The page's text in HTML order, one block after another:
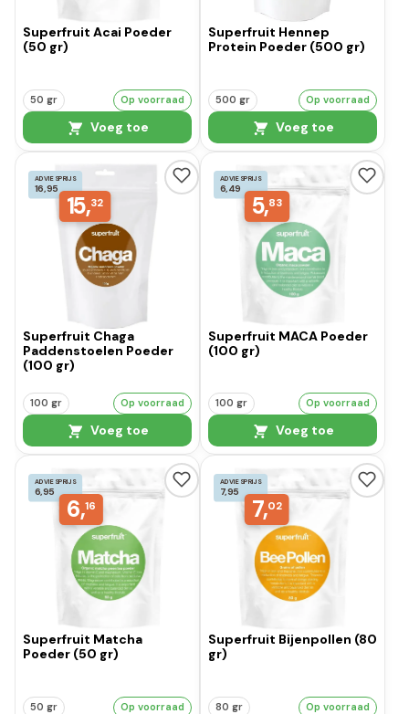
Superfruit Acai Poeder
(50 gr)
50 gr Op voorraad
Voeg toe
Superfruit Hennep
Protein Poeder (500 gr)
500 gr Op voorraad
Voeg toe
ADVIESPRIJS
16,95
15,32
Superfruit Chaga
Paddenstoelen Poeder
(100 gr)
100 gr Op voorraad
Voeg toe
ADVIESPRIJS
6,49
5,83
Superfruit MACA Poeder
(100 gr)
100 gr Op voorraad
Voeg toe
ADVIESPRIJS
6,95
6,16
Superfruit Matcha
Poeder (50 gr)
50 gr Op voorraad
ADVIESPRIJS
7,95
7,02
Superfruit Bijenpollen (80
gr)
80 gr Op voorraad